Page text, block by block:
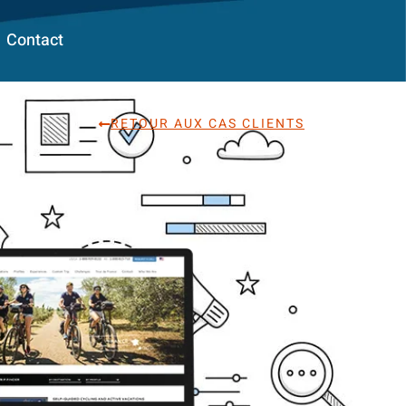
Contact
RETOUR AUX CAS CLIENTS